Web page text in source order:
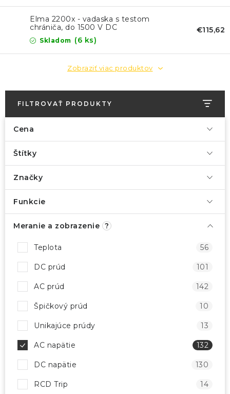
Elma 2200x - vadaska s testom
chrániča, do 1500 V DC
Skladom (6 ks)
€115,62
Zobraziť viac produktov
FILTROVAŤ PRODUKTY
Cena
Štítky
Značky
Funkcie
Meranie a zobrazenie ?
Teplota 56
DC prúd 101
AC prúd 142
Špičkový prúd 10
Unikajúce prúdy 13
AC napätie 132
DC napätie 130
RCD Trip 14